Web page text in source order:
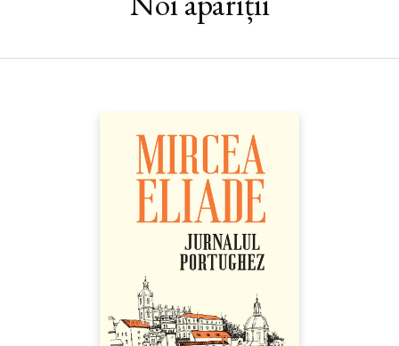
publică pe care a căpătat-o, în chip firesc, o devenire